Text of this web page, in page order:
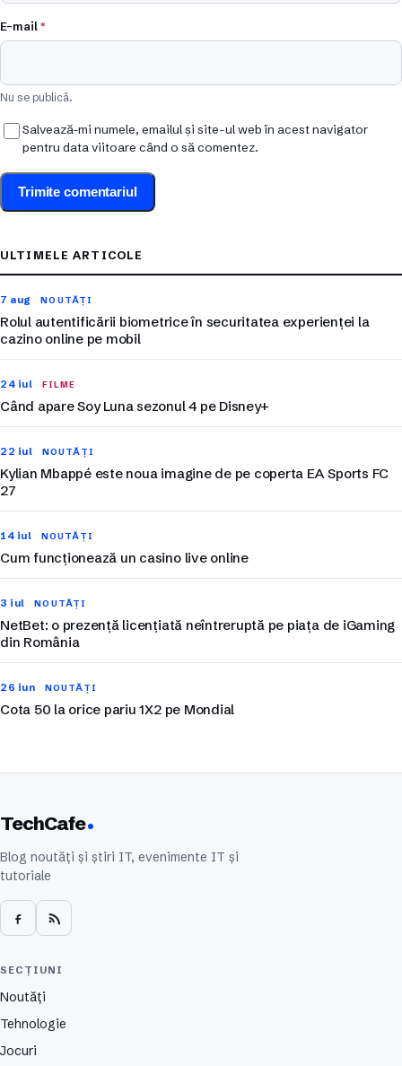
E-mail*
Nu se publică.
Salvează-mi numele, emailul și site-ul web în acest navigator
pentru data viitoare când o să comentez.
ULTIMELE ARTICOLE
7 aug NOUTĂȚI
Rolul autentificării biometrice în securitatea experienței la
cazino online pe mobil
24 iul FILME
Când apare Soy Luna sezonul 4 pe Disney+
22 iul NOUTĂȚI
Kylian Mbappé este noua imagine de pe coperta EA Sports FC
27
14 iul NOUTĂȚI
Cum funcționează un casino live online
3 iul NOUTĂȚI
NetBet: o prezență licențiată neîntreruptă pe piața de iGaming
din România
26 iun NOUTĂȚI
Cota 50 la orice pariu 1X2 pe Mondial
TechCafe
Blog noutăți și știri IT, evenimente IT și
tutoriale
SECȚIUNI
Noutăți
Tehnologie
Jocuri